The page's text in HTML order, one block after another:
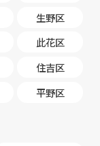
生野区
此花区
住吉区
平野区